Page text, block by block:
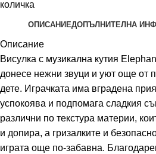
количка
ОПИСАНИЕДОПЪЛНИТЕЛНА
Описание
Висулка с музикална кутия
донесе нежни звуци и уют още от
дете. Играчката има вградена
успокоява и подпомага сладкия
различни по текстура материи,
и допира, а гризалките и
играта още по-забавна.